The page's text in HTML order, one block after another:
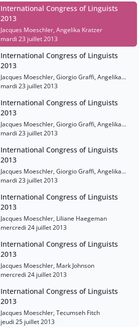
Philippe Schlenker
International Congress of Linguists
2013
Jacques Moeschler, Angelika Kratzer
mardi 23 juillet 2013
International Congress of Linguists
2013
Jacques Moeschler, Giorgio Graffi, Angelika
Kratzer, Liliane Haegeman, Mark Johnson,
Philippe Schlenker
mardi 23 juillet 2013
International Congress of Linguists
2013
Jacques Moeschler, Giorgio Graffi, Angelika
Kratzer, Liliane Haegeman, Mark Johnson,
Philippe Schlenker
mardi 23 juillet 2013
International Congress of Linguists
2013
Jacques Moeschler, Giorgio Graffi, Angelika
Kratzer, Liliane Haegeman, Mark Johnson,
Philippe Schlenker
mardi 23 juillet 2013
International Congress of Linguists
2013
Jacques Moeschler, Liliane Haegeman
mercredi 24 juillet 2013
International Congress of Linguists
2013
Jacques Moeschler, Mark Johnson
mercredi 24 juillet 2013
International Congress of Linguists
2013
Jacques Moeschler, Tecumseh Fitch
jeudi 25 juillet 2013